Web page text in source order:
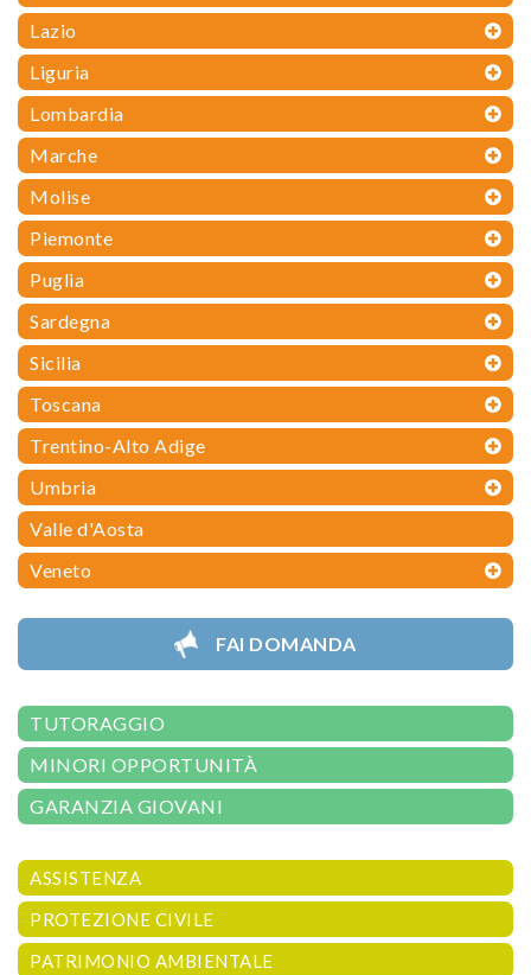
Lazio
Liguria
Lombardia
Marche
Molise
Piemonte
Puglia
Sardegna
Sicilia
Toscana
Trentino-Alto Adige
Umbria
Valle d'Aosta
Veneto
FAI DOMANDA
TUTORAGGIO
MINORI OPPORTUNITÀ
GARANZIA GIOVANI
ASSISTENZA
PROTEZIONE CIVILE
PATRIMONIO AMBIENTALE